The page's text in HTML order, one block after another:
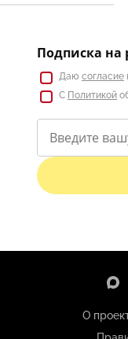
Подписка на
Даю согласие
С Политикой
О